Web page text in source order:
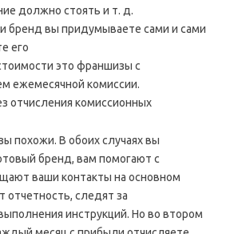
должно стоять и т. д.
бренд вы придумываете сами и сами
его
это франшизы с
ежемесячной комиссии.
отчисления комиссионных
похожи. В обоих случаях вы
бренд, вам помогают с
ваши контакты на основном
отчетность, следят за
инструкций. Но во втором